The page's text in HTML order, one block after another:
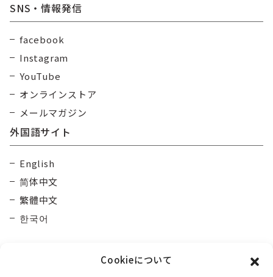
Cookieについて
SNS・情報発信
facebook
Instagram
YouTube
オンラインストア
メールマガジン
外国語サイト
English
简体中文
繁體中文
한국어